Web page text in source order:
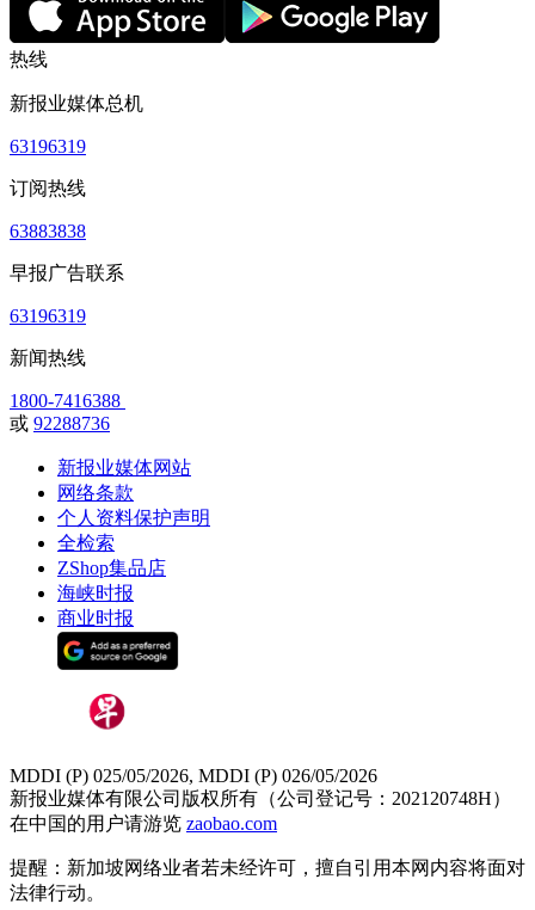
热线
新报业媒体总机
63196319
订阅热线
63883838
早报广告联系
63196319
新闻热线
1800-7416388
或 92288736
新报业媒体网站
网络条款
个人资料保护声明
全检索
ZShop集品店
海峡时报
商业时报
MDDI (P) 025/05/2026, MDDI (P) 026/05/2026
新报业媒体有限公司版权所有（公司登记号：202120748H）
在中国的用户请游览 zaobao.com
提醒：新加坡网络业者若未经许可，擅自引用本网内容将面对
法律行动。